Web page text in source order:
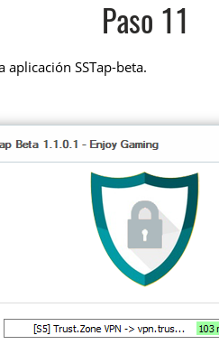
Paso 11
aplicación SSTap-beta.